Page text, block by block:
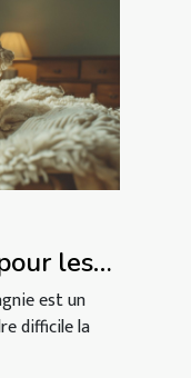
les
est un
difficile la